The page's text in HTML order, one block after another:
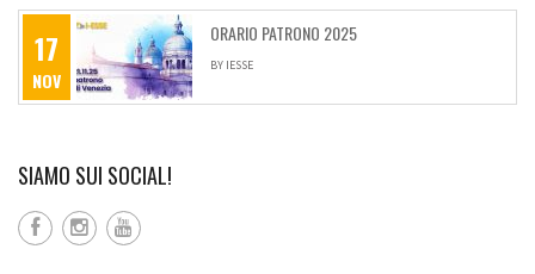
17
NOV
ORARIO PATRONO 2025
BY IESSE
SIAMO SUI SOCIAL!